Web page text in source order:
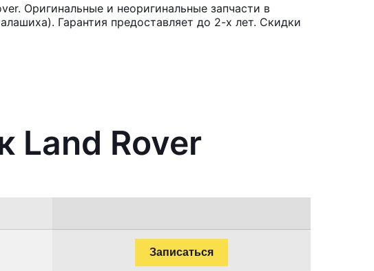
Оригинальные и неоригинальные запчасти в
Гарантия предоставляет до 2-х лет. Скидки
Land Rover
Записаться